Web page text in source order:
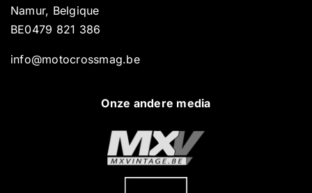
Namur, Belgique
BE0479 821 386
info@motocrossmag.be
Onze andere media